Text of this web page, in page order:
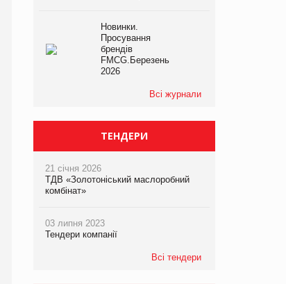
Новинки.
Просування
брендів
FMCG.Березень
2026
Всі журнали
ТЕНДЕРИ
21 січня 2026
ТДВ «Золотоніський маслоробний
комбінат»
03 липня 2023
Тендери компанії
Всі тендери